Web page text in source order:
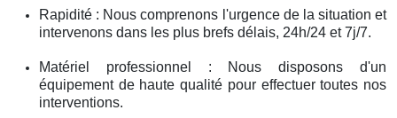
Rapidité : Nous comprenons l'urgence de la situation et
intervenons dans les plus brefs délais, 24h/24 et 7j/7.
Matériel professionnel : Nous disposons d'un
équipement de haute qualité pour effectuer toutes nos
interventions.